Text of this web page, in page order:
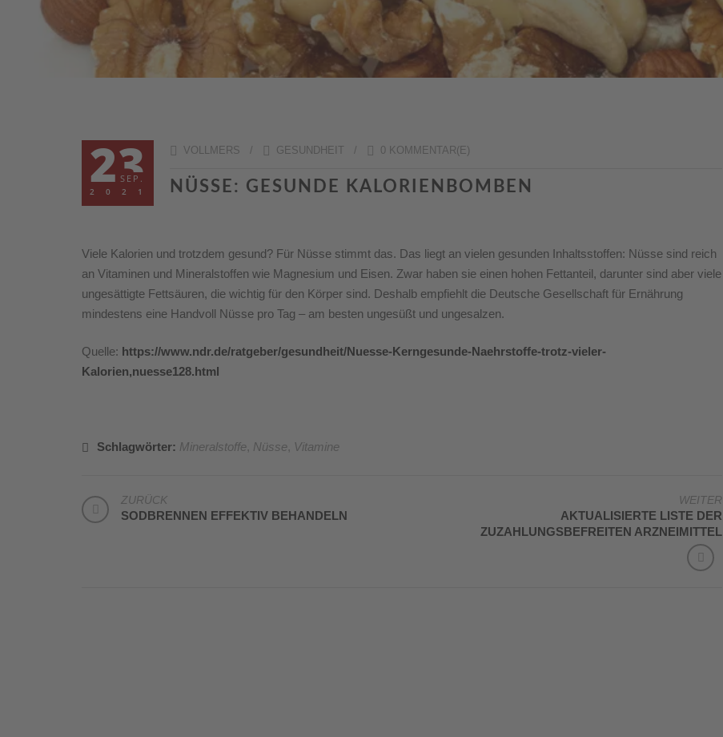
23
SEP.
2021
VOLLMERS / GESUNDHEIT / 0 KOMMENTAR(E)
NÜSSE: GESUNDE KALORIENBOMBEN
Viele Kalorien und trotzdem gesund? Für Nüsse stimmt das. Das liegt an vielen gesunden Inhaltsstoffen: Nüsse sind reich
an Vitaminen und Mineralstoffen wie Magnesium und Eisen. Zwar haben sie einen hohen Fettanteil, darunter sind aber viele
ungesättigte Fettsäuren, die wichtig für den Körper sind. Deshalb empfiehlt die Deutsche Gesellschaft für Ernährung
mindestens eine Handvoll Nüsse pro Tag – am besten ungesüßt und ungesalzen.
Quelle: https://www.ndr.de/ratgeber/gesundheit/Nuesse-Kerngesunde-Naehrstoffe-trotz-vieler-
Kalorien,nuesse128.html
Schlagwörter: Mineralstoffe, Nüsse, Vitamine
BEITRAGSNAVIGATION
ZURÜCK
SODBRENNEN EFFEKTIV BEHANDELN
WEITER
AKTUALISIERTE LISTE DER
ZUZAHLUNGSBEFREITEN ARZNEIMITTEL